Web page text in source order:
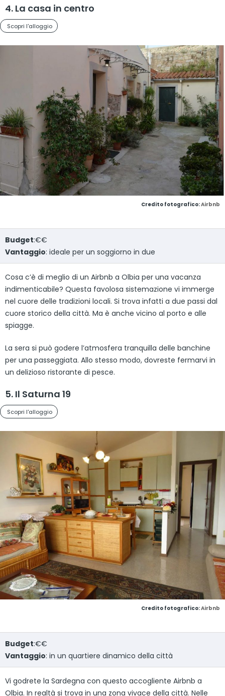
4. La casa in centro
Scopri l'alloggio
Credito fotografico:Airbnb
Budget:€€
Vantaggio: ideale per un soggiorno in due
Cosa c’è di meglio di un Airbnb a Olbia per una vacanza
indimenticabile? Questa favolosa sistemazione vi immerge
nel cuore delle tradizioni locali. Si trova infatti a due passi dal
cuore storico della città. Ma è anche vicino al porto e alle
spiagge.
La sera si può godere l’atmosfera tranquilla delle banchine
per una passeggiata. Allo stesso modo, dovreste fermarvi in
un delizioso ristorante di pesce.
5. Il Saturna 19
Scopri l'alloggio
Credito fotografico:Airbnb
Budget:€€
Vantaggio: in un quartiere dinamico della città
Vi godrete la Sardegna con questo accogliente Airbnb a
Olbia. In realtà si trova in una zona vivace della città. Nelle